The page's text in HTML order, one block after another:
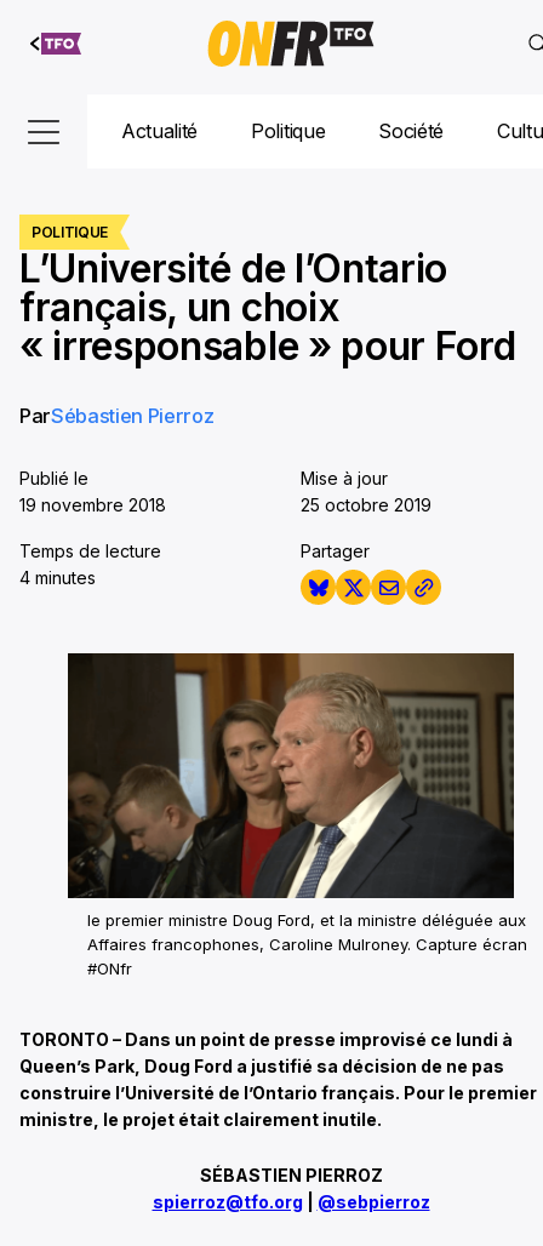
Aller au
contenu
Actualité Politique Société
POLITIQUE
L’Université de l’Ontario
français, un choix
« irresponsable » pour Ford
ParSébastien Pierroz
Publié le
19 novembre 2018
Mise à jour
25 octobre 2019
Temps de lecture
4 minutes
Partager
le premier ministre Doug Ford, et la ministre déléguée aux
Affaires francophones, Caroline Mulroney. Capture écran
#ONfr
TORONTO – Dans un point de presse improvisé ce lundi à
Queen’s Park, Doug Ford a justifié sa décision de ne pas
construire l’Université de l’Ontario français. Pour le premier
ministre, le projet était clairement inutile.
SÉBASTIEN PIERROZ
spierroz@tfo.org
@sebpierroz